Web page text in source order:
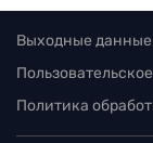
Выходные
Политика